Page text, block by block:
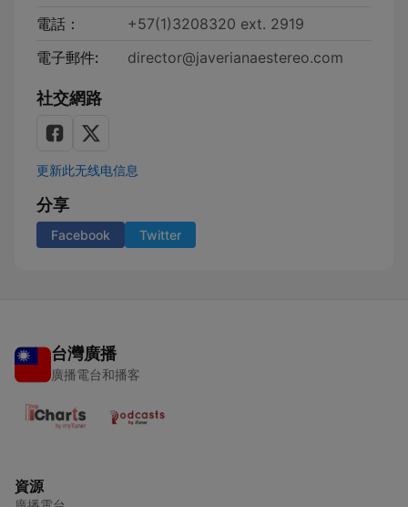
電話：
+57(1)3208320 ext. 2919
電子郵件:
director@javerianaestereo.com
社交網路
更新此无线电信息
分享
Facebook Twitter
台灣廣播
廣播電台和播客
資源